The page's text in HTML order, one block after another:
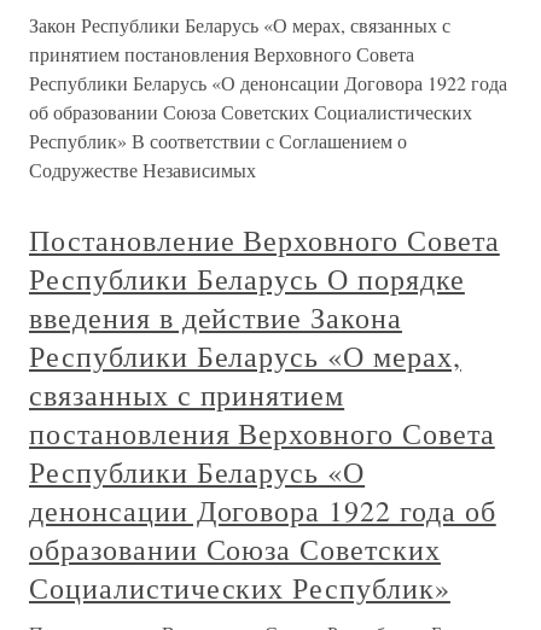
Закон Республики Беларусь «О мерах, связанных с
принятием постановления Верховного Совета
Республики Беларусь «О денонсации Договора 1922 года
об образовании Союза Советских Социалистических
Республик» В соответствии с Соглашением о
Содружестве Независимых
Постановление Верховного Совета
Республики Беларусь О порядке
введения в действие Закона
Республики Беларусь «О мерах,
связанных с принятием
постановления Верховного Совета
Республики Беларусь «О
денонсации Договора 1922 года об
образовании Союза Советских
Социалистических Республик»